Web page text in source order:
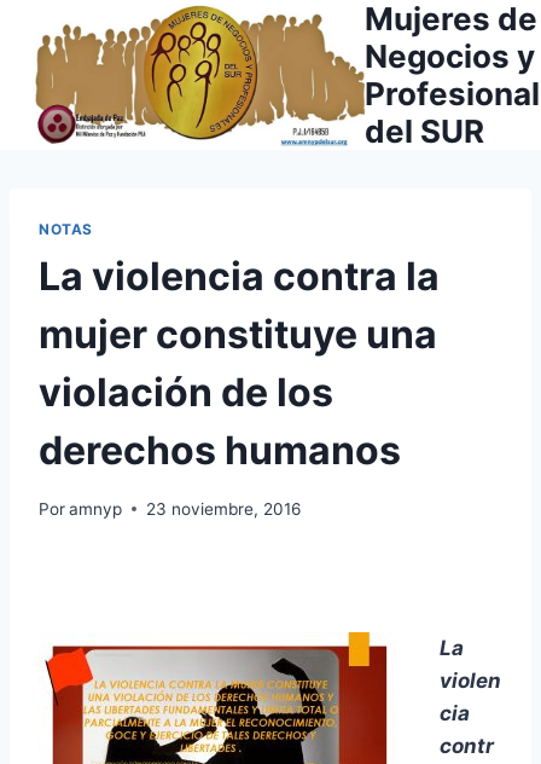
contenido
Mujeres de
Negocios y
del SUR
NOTAS
La violencia contra la
mujer constituye una
violación de los
derechos humanos
Poramnyp 23 noviembre, 2016
La
violen
cia
contr